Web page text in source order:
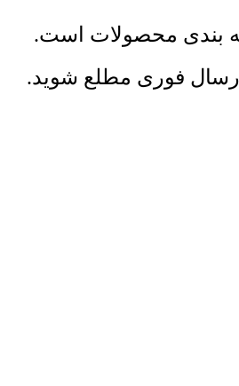
بندی محصولات است.
فوری مطلع شوید.